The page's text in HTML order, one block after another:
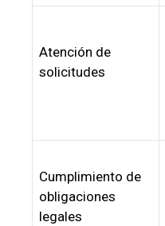
Atención de
solicitudes
Cumplimiento de
obligaciones
legales